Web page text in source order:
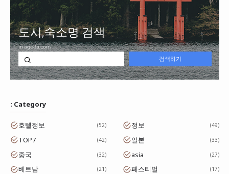
: Category
호텔정보 52 정보 49
TOP7 42 일본 33
중국 32 asia 27
베트남 21 페스티벌 17